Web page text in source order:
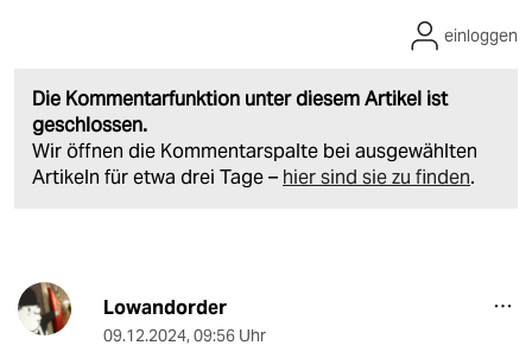
Die Kommentarfunktion unter diesem Artikel ist
geschlossen.
Wir öffnen die Kommentarspalte bei ausgewählten
Artikeln für etwa drei Tage – hier sind sie zu finden.
einloggen
Lowandorder
09.12.2024, 09:56 Uhr